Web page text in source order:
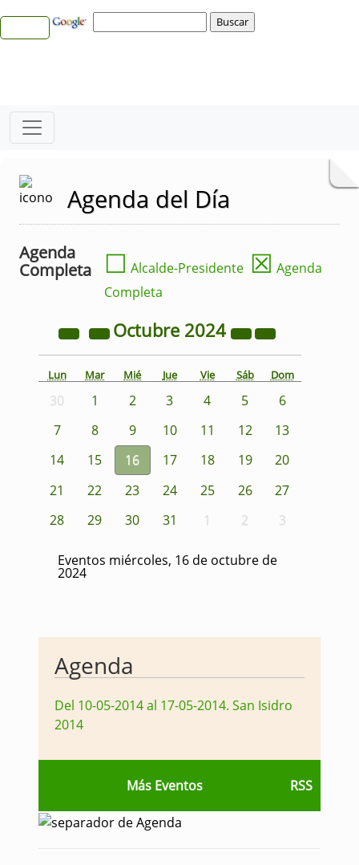
Agenda del Día
Agenda
Completa
☐ Alcalde-Presidente ☒ Agenda
Completa
Octubre 2024
Lun Mar Mié Jue Vie Sáb Dom
30 1 2 3 4 5
6
7
8 9 10 11 12
13
14
15 16 17 18 19
20
21
22 23 24 25 26
27
28
29 30 31 1 2 3
Eventos miércoles, 16 de octubre de
2024
Agenda
Del 10-05-2014 al 17-05-2014. San Isidro
2014
Más Eventos RSS